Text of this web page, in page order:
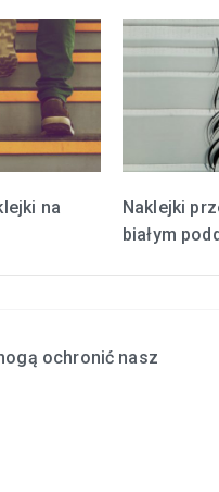
na
Naklejki
białym
ochronić nasz